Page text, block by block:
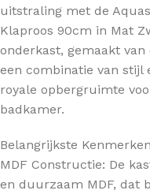
uitstraling met de
Klaproos 90cm in Mat
onderkast, gemaakt
een combinatie van
royale opbergruimte
badkamer.
Belangrijkste Kenmerken
MDF Constructie: De
en duurzaam MDF, dat